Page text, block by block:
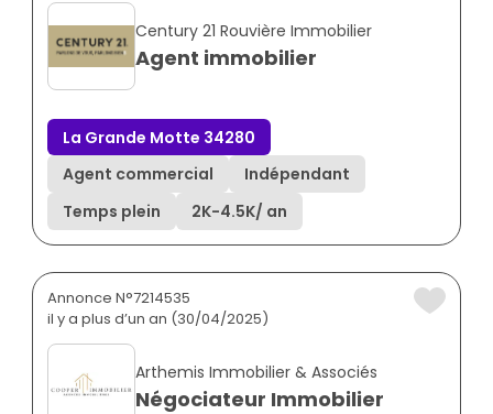
Century 21 Rouvière Immobilier
Agent immobilier
La Grande Motte 34280
Agent commercial
Indépendant
Temps plein
2K-4.5K/ an
Annonce N°7214535
il y a plus d’un an (30/04/2025)
Arthemis Immobilier & Associés
Négociateur Immobilier